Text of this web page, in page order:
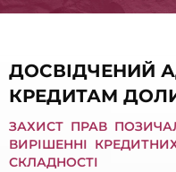
ДОСВІДЧЕНИЙ
КРЕДИТАМ
ЗАХИСТ ПРАВ
ВИРІШЕННІ
СКЛАДНОСТІ